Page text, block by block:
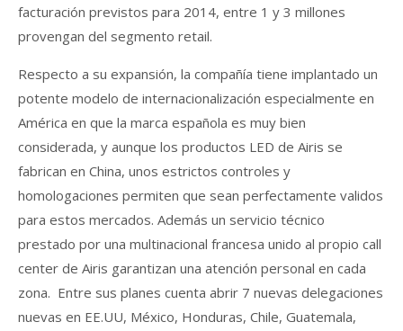
facturación previstos para 2014, entre 1 y 3 millones
provengan del segmento retail.
Respecto a su expansión, la compañía tiene implantado un
potente modelo de internacionalización especialmente en
América en que la marca española es muy bien
considerada, y aunque los productos LED de Airis se
fabrican en China, unos estrictos controles y
homologaciones permiten que sean perfectamente validos
para estos mercados. Además un servicio técnico
prestado por una multinacional francesa unido al propio call
center de Airis garantizan una atención personal en cada
zona. Entre sus planes cuenta abrir 7 nuevas delegaciones
nuevas en EE.UU, México, Honduras, Chile, Guatemala,